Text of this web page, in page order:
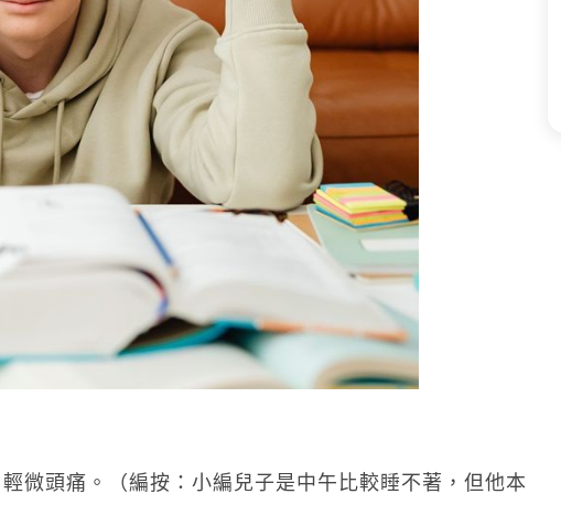
微頭痛。（編按：小編兒子是中午比較睡不著，但他本